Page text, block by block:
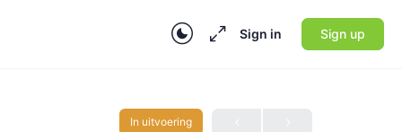
Sign in Sign up
In uitvoering